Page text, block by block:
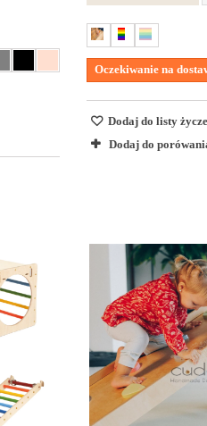
Oczekiwanie na
Dodaj do listy
Dodaj do